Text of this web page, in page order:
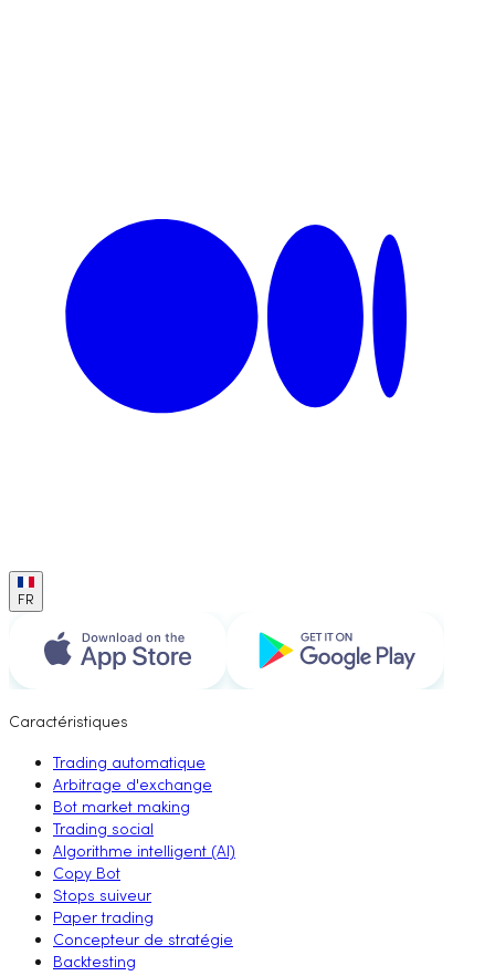
FR
Caractéristiques
Trading automatique
Arbitrage d'exchange
Bot market making
Trading social
Algorithme intelligent (AI)
Copy Bot
Stops suiveur
Paper trading
Concepteur de stratégie
Backtesting